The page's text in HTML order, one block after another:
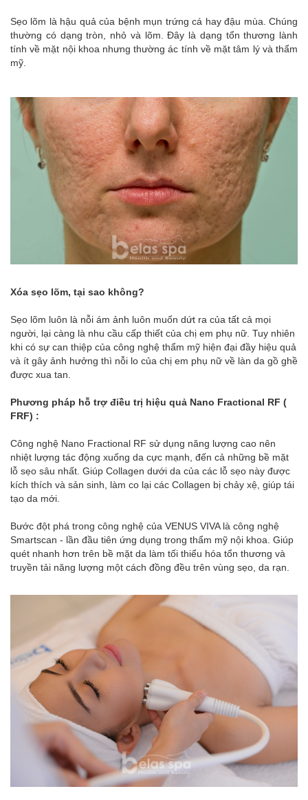
Sẹo lõm là hậu quả của bệnh mụn trứng cá hay đậu mùa. Chúng
thường có dạng tròn, nhỏ và lõm. Đây là dạng tổn thương lành
tính về mặt nội khoa nhưng thường ác tính về mặt tâm lý và thẩm
mỹ.
Xóa sẹo lõm, tại sao không?
Sẹo lõm luôn là nỗi ám ảnh luôn muốn dứt ra của tất cả mọi
người, lại càng là nhu cầu cấp thiết của chị em phụ nữ. Tuy nhiên
khi có sự can thiệp của công nghệ thẩm mỹ hiện đại đầy hiệu quả
và ít gây ảnh hưởng thì nỗi lo của chị em phụ nữ về làn da gồ ghề
được xua tan.
Phương pháp hỗ trợ điều trị hiệu quả Nano Fractional RF (
FRF) :
Công nghệ Nano Fractional RF sử dụng năng lượng cao nên
nhiệt lượng tác động xuống da cực mạnh, đến cả những bề mặt
lỗ sẹo sâu nhất. Giúp Collagen dưới da của các lỗ sẹo này được
kích thích và sản sinh, làm co lại các Collagen bị chảy xệ, giúp tái
tạo da mới.
Bước đột phá trong công nghệ của VENUS VIVA là công nghệ
Smartscan - lần đầu tiên ứng dụng trong thẩm mỹ nội khoa. Giúp
quét nhanh hơn trên bề mặt da làm tối thiểu hóa tổn thương và
truyền tải năng lượng một cách đồng đều trên vùng sẹo, da rạn.